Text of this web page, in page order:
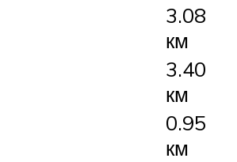
3.08
км
3.40
км
0.95
км